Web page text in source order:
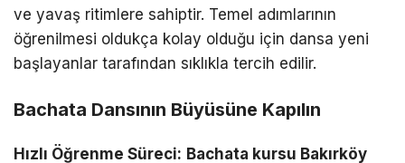
ve yavaş ritimlere sahiptir. Temel adımlarının
öğrenilmesi oldukça kolay olduğu için dansa yeni
başlayanlar tarafından sıklıkla tercih edilir.
Bachata Dansının Büyüsüne Kapılın
Hızlı Öğrenme Süreci: Bachata kursu Bakırköy